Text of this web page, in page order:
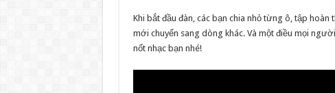
Khi bắt đầu đàn, các bạn chia nhỏ từng ô, tập
mới chuyển sang dòng khác. Và một điều mọi
nốt nhạc bạn nhé!